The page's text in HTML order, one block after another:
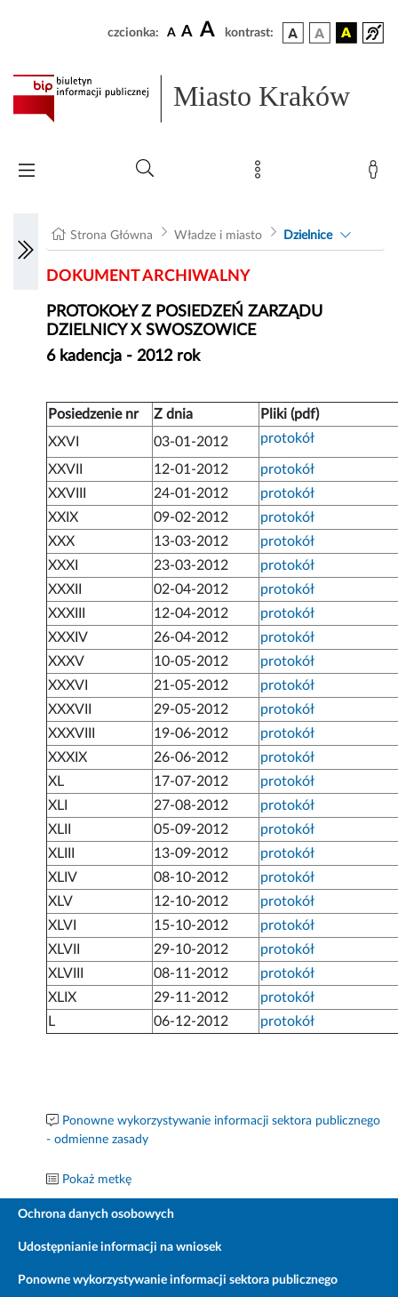
czcionka: A A A kontrast:
Miasto Kraków
Strona Główna Władze i miasto Dzielnice
DOKUMENT ARCHIWALNY
PROTOKOŁY Z POSIEDZEŃ ZARZĄDU
DZIELNICY X SWOSZOWICE
6 kadencja - 2012 rok
Posiedzenie nr Z dnia
Pliki (pdf)
XXVI
03-01-2012 protokół
XXVII 12-01-2012
protokół
XXVIII
24-01-2012
protokół
XXIX
09-02-2012
protokół
XXX
13-03-2012
protokół
XXXI
23-03-2012
protokół
XXXII
02-04-2012
protokół
XXXIII
12-04-2012
protokół
XXXIV
26-04-2012
protokół
XXXV
10-05-2012
protokół
XXXVI
21-05-2012
protokół
XXXVII
29-05-2012
protokół
XXXVIII
19-06-2012
protokół
XXXIX
26-06-2012
protokół
XL
17-07-2012
protokół
XLI
27-08-2012
protokół
XLII
05-09-2012
protokół
XLIII
13-09-2012
protokół
XLIV
08-10-2012
protokół
XLV
12-10-2012
protokół
XLVI
15-10-2012
protokół
XLVII
29-10-2012
protokół
XLVIII
08-11-2012
protokół
XLIX
29-11-2012
protokół
L
06-12-2012 protokół
Ponowne wykorzystywanie informacji sektora publicznego
- odmienne zasady
Pokaż metkę
Ochrona danych osobowych
Udostępnianie informacji na wniosek
Ponowne wykorzystywanie informacji sektora publicznego